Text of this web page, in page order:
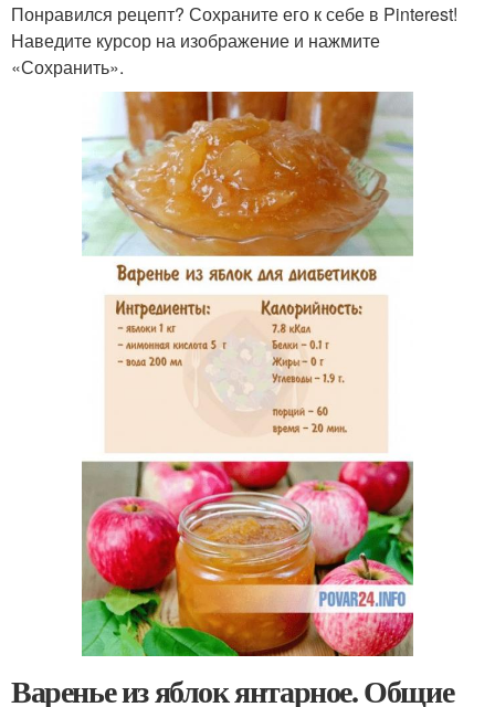
Понравился рецепт? Сохраните его к себе в Pinterest!
Наведите курсор на изображение и нажмите
«Сохранить».
Варенье из яблок янтарное. Общие